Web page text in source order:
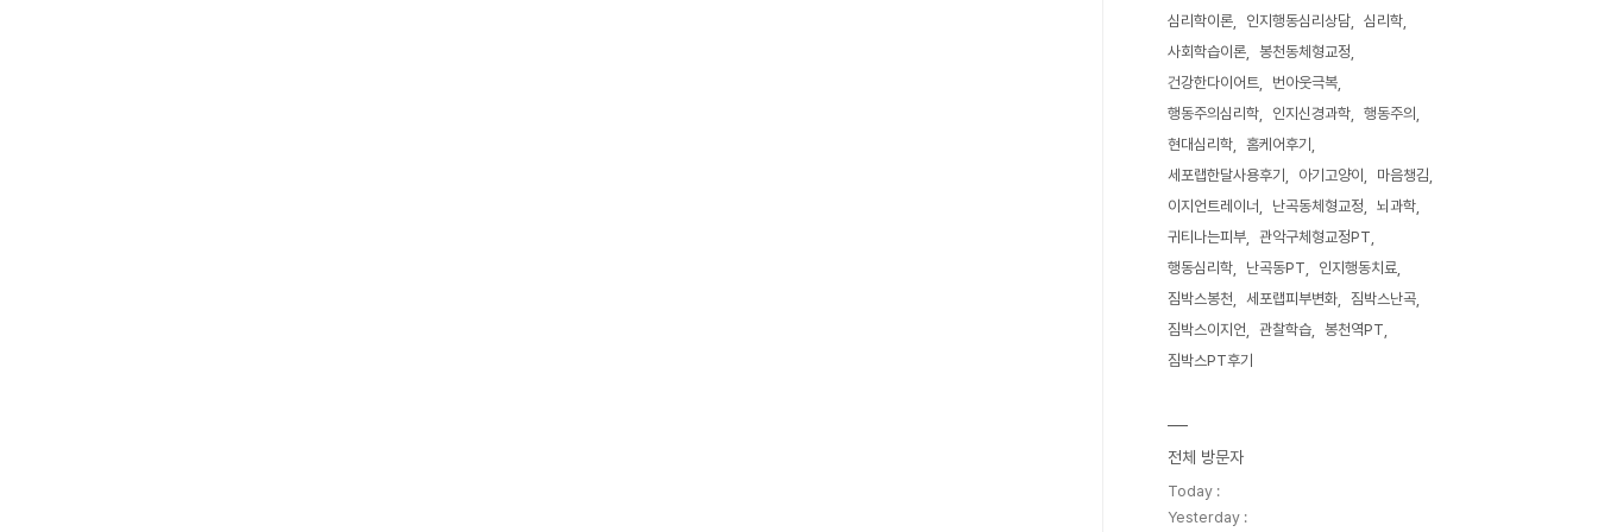
심리학이론
인지행동심리상담
심리학
사회학습이론
봉천동체형교정
건강한다이어트
번아웃극복
행동주의심리학
인지신경과학
행동주의
현대심리학
홈케어후기
세포랩한달사용후기
아기고양이
마음챙김
이지언트레이너
난곡동체형교정
뇌과학
귀티나는피부
관악구체형교정PT
행동심리학
난곡동PT
인지행동치료
짐박스봉천
세포랩피부변화
짐박스난곡
짐박스이지언
관찰학습
봉천역PT
짐박스PT후기
전체 방문자
Today :
Yesterday :